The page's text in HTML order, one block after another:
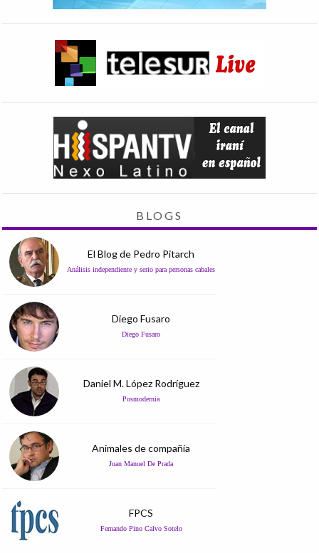
BLOGS
El Blog de Pedro Pitarch
Análisis independiente y serio para personas cabales
Diego Fusaro
Diego Fusaro
Daniel M. López Rodríguez
Posmodernia
Animales de compañía
Juan Manuel De Prada
FPCS
Fernando Pino Calvo Sotelo